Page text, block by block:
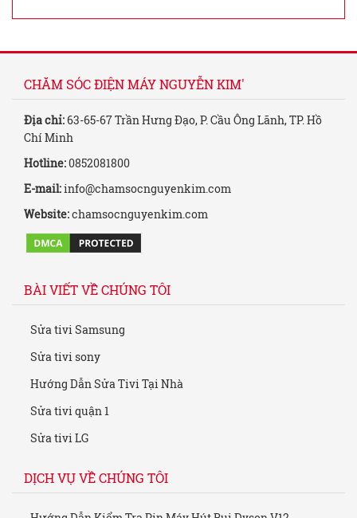
CHĂM SÓC ĐIỆN MÁY NGUYỄN KIM'
Địa chỉ:63-65-67 Trần Hưng Đạo, P. Cầu Ông Lãnh, TP. Hồ
Chí Minh
Hotline:0852081800
E-mail:info@chamsocnguyenkim.com
Website:chamsocnguyenkim.com
BÀI VIẾT VỀ CHÚNG TÔI
Sửa tivi Samsung
Sửa tivi sony
Hướng Dẫn Sửa Tivi Tại Nhà
Sửa tivi quận 1
Sửa tivi LG
DỊCH VỤ VỀ CHÚNG TÔI